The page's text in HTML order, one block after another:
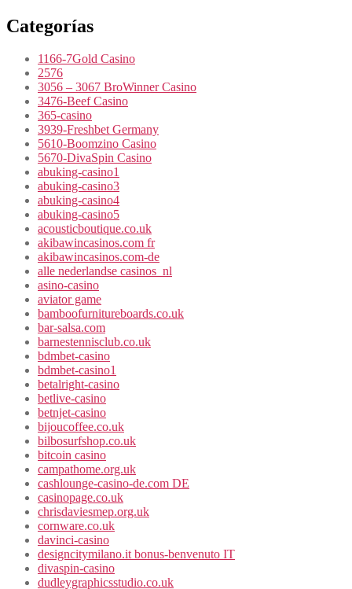
Categorías
1166-7Gold Casino
2576
3056 – 3067 BroWinner Casino
3476-Beef Casino
365-casino
3939-Freshbet Germany
5610-Boomzino Casino
5670-DivaSpin Casino
abuking-casino1
abuking-casino3
abuking-casino4
abuking-casino5
acousticboutique.co.uk
akibawincasinos.com fr
akibawincasinos.com-de
alle nederlandse casinos_nl
asino-casino
aviator game
bamboofurnitureboards.co.uk
bar-salsa.com
barnestennisclub.co.uk
bdmbet-casino
bdmbet-casino1
betalright-casino
betlive-casino
betnjet-casino
bijoucoffee.co.uk
bilbosurfshop.co.uk
bitcoin casino
campathome.org.uk
cashlounge-casino-de.com DE
casinopage.co.uk
chrisdaviesmep.org.uk
cornware.co.uk
davinci-casino
designcitymilano.it bonus-benvenuto IT
divaspin-casino
dudleygraphicsstudio.co.uk